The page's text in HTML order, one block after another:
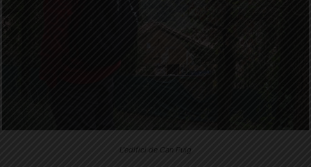
L'edifici de Can Puig